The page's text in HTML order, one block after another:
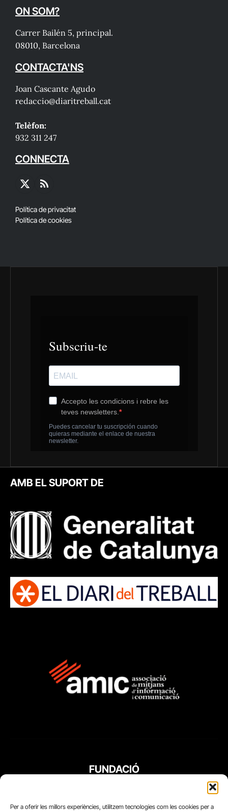
Per a oferir les millors experiències, utilitzem tecnologies com les cookies per a
ON SOM?
Carrer Bailén 5, principal.
08010, Barcelona
CONTACTA'NS
Joan Cascante Agudo
redaccio@diaritreball.cat
Telèfon:
932 311 247
CONNECTA
X
RSS
Política de privacitat
Política de cookies
AMB EL SUPORT DE
FUNDACIÓ